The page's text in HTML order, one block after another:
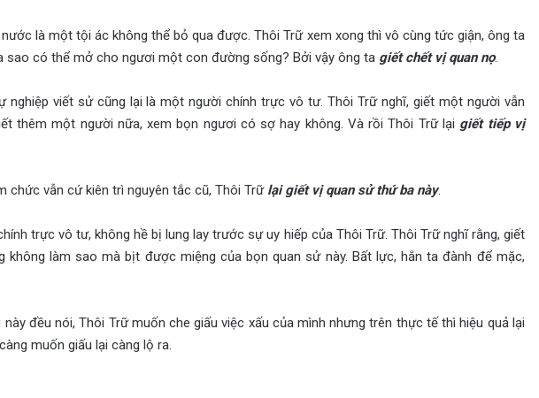
là một tội ác không thể bỏ qua được. Thôi Trữ xem xong thì vô cùng tức giận, ông ta
sao có thể mở cho ngươi một con đường sống? Bởi vậy ông ta giết chết vị quan nọ.
viết sử cũng lại là một người chính trực vô tư. Thôi Trữ nghĩ, giết một người vẫn
thêm một người nữa, xem bọn ngươi có sợ hay không. Và rồi Thôi Trữ lại giết tiếp vị
vẫn cứ kiên trì nguyên tắc cũ, Thôi Trữ lại giết vị quan sử thứ ba này.
trực vô tư, không hề bị lung lay trước sự uy hiếp của Thôi Trữ. Thôi Trữ nghĩ rằng, giết
không làm sao mà bịt được miệng của bọn quan sử này. Bất lực, hắn ta đành để mặc,
đều nói, Thôi Trữ muốn che giấu việc xấu của mình nhưng trên thực tế thì hiệu quả lại
muốn giấu lại càng lộ ra.